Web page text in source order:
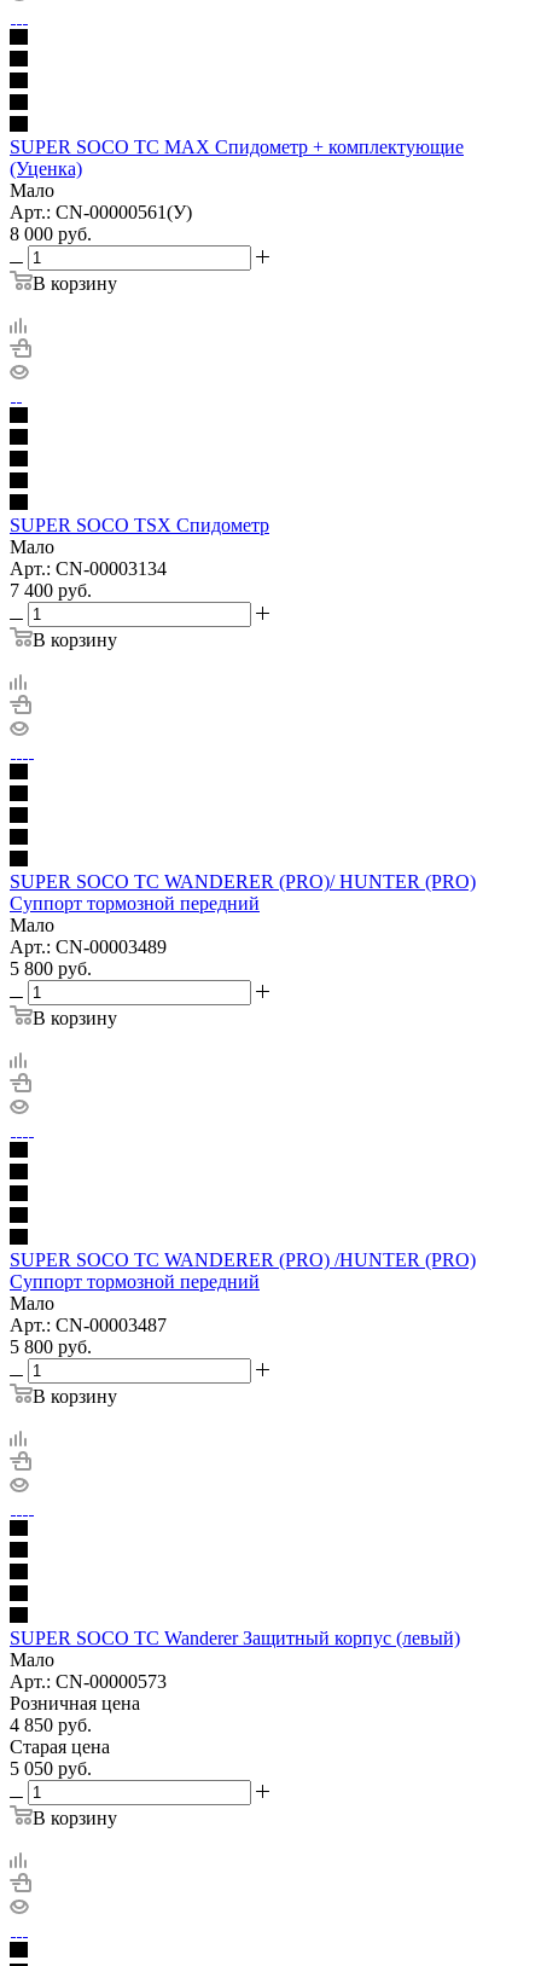
SUPER SOCO TC MAX Спидометр + комплектующие
(Уценка)
Мало
Арт.: CN-00000561(У)
8 000 руб.
В корзину
SUPER SOCO TSX Спидометр
Мало
Арт.: CN-00003134
7 400 руб.
В корзину
SUPER SOCO TC WANDERER (PRO)/ HUNTER (PRO)
Суппорт тормозной передний
Мало
Арт.: CN-00003489
5 800 руб.
В корзину
SUPER SOCO TC WANDERER (PRO) /HUNTER (PRO)
Суппорт тормозной передний
Мало
Арт.: CN-00003487
5 800 руб.
В корзину
SUPER SOCO TC Wanderer Защитный корпус (левый)
Мало
Арт.: CN-00000573
Розничная цена
4 850 руб.
Старая цена
5 050 руб.
В корзину